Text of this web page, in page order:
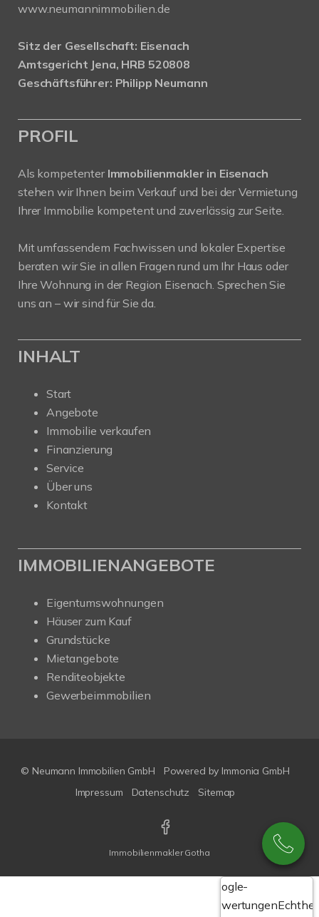
www.neumannimmobilien.de
Sitz der Gesellschaft: Eisenach
Amtsgericht Jena, HRB 520808
Geschäftsführer: Philipp Neumann
PROFIL
Als kompetenter Immobilienmakler in Eisenach
stehen wir Ihnen beim Verkauf und bei der Vermietung
Ihrer Immobilie kompetent und zuverlässig zur Seite.
Mit umfassendem Fachwissen und lokaler Expertise
beraten wir Sie in allen Fragen rund um Ihr Haus oder
Ihre Wohnung in der Region Eisenach. Sprechen Sie
uns an – wir sind für Sie da.
INHALT
Start
Angebote
Immobilie verkaufen
Finanzierung
Service
Über uns
Kontakt
IMMOBILIENANGEBOTE
Eigentumswohnungen
Häuser zum Kauf
Grundstücke
Mietangebote
Renditeobjekte
Gewerbeimmobilien
© Neumann Immobilien GmbH Powered by Immonia GmbH
Impressum
Datenschutz Sitemap
Immobilienmakler Gotha
Google-
Bewertungen